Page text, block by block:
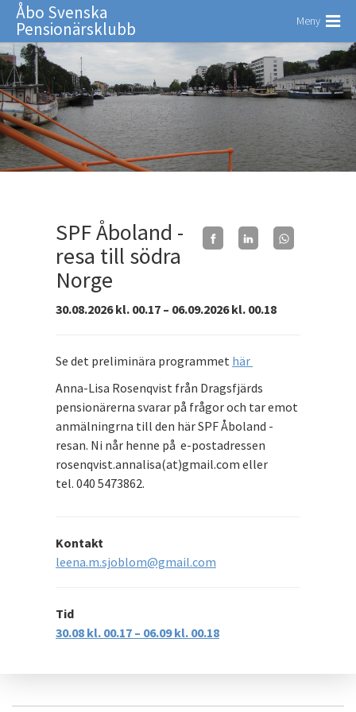
Åbo Svenska
Pensionärsklubb Meny
SPF Åboland -
resa till södra
Norge
30.08.2026 kl. 00.17 – 06.09.2026 kl. 00.18
Se det preliminära programmet här
Anna-Lisa Rosenqvist från Dragsfjärds
pensionärerna svarar på frågor och tar emot
anmälningrna till den här SPF Åboland -
resan. Ni når henne på e-postadressen
rosenqvist.annalisa(at)gmail.com eller
tel. 040 5473862.
Kontakt
leena.m.sjoblom@gmail.com
Tid
30.08 kl. 00.17 – 06.09 kl. 00.18